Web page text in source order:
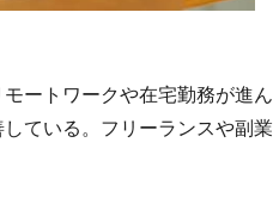
ートワークや在宅勤務が進ん
ている。フリーランスや副業